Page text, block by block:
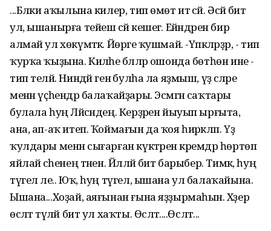
...Бәлки аҡылына килер, тип өмөт итә әсәй. Әсәй бит
ул, ышанырға тейеш әсәй кешегә. Ейәндәрен бирә
алмай ул хөкүмәткә. Йөрәге ҡушмай. -Үпкәләрҙәр, - тип
ҡурҡа ҡыҙына. Киләһе бәләләр ошонда бөтһөн ине -
тип теләй. Ниндәй генә булһа ла яҙмыш, үҙ әсәләре
менән үҫһендәр балаҡайҙары. Эсмәгән саҡтары
булала һуң Ләйсәндең. Керҙәрен йыуып ырғыта,
ана, ап-аҡ итеп. Ҡоймағын да ҡоя һирәкләп. Үҙ
ҡулдары менән сығарған күктәренә кремдәр һөртөп
яйлай әсәһенең тәнен. Йәлләй бит барыбер. Тимәк, һуң
түгел әле.. Юҡ, һуң түгел, ышана ул балаҡайына.
Ышана...Хоҙай, аяғынан ғына яҙҙырмаһын. Хәҙер
өсләтә түләй бит ул хаҡты. Өсләтә....Өсләтә...